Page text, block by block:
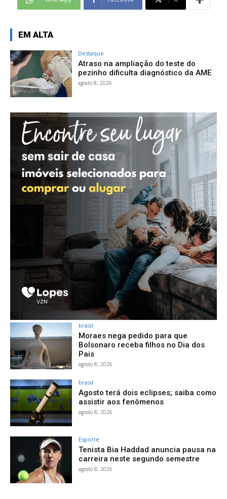
EM ALTA
Destaque
Atraso na ampliação do teste do
pezinho dificulta diagnóstico da AME
agosto 8, 2026
brasil
Moraes nega pedido para que
Bolsonaro receba filhos no Dia dos
Pais
agosto 8, 2026
brasil
Agosto terá dois eclipses; saiba como
assistir aos fenômenos
agosto 8, 2026
Esporte
Tenista Bia Haddad anuncia pausa na
carreira neste segundo semestre
agosto 8, 2026